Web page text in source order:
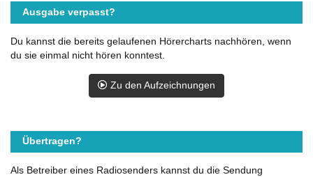
Ausgabe verpasst?
Du kannst die bereits gelaufenen Hörercharts nachhören, wenn
du sie einmal nicht hören konntest.
Zu den Aufzeichnungen
Übertragen?
Als Betreiber eines Radiosenders kannst du die Sendung